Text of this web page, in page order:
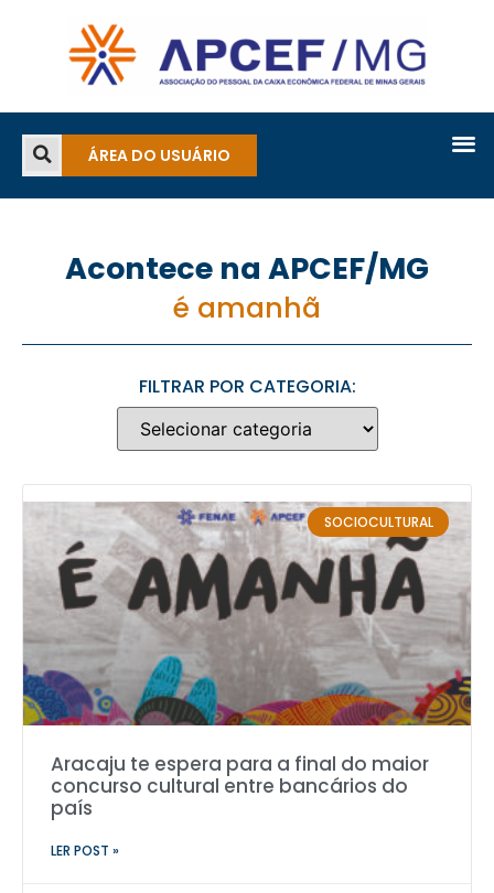
ÁREA DO USUÁRIO
Acontece na APCEF/MG
é amanhã
FILTRAR POR CATEGORIA:
SOCIOCULTURAL
Aracaju te espera para a final do maior
concurso cultural entre bancários do
país
LER POST »